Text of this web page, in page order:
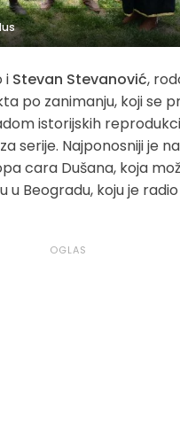
i Stevan Stevanović,
po zanimanju, koji se
istorijskih
serije. Najponosniji je
cara Dušana, koja
u Beogradu, koju je